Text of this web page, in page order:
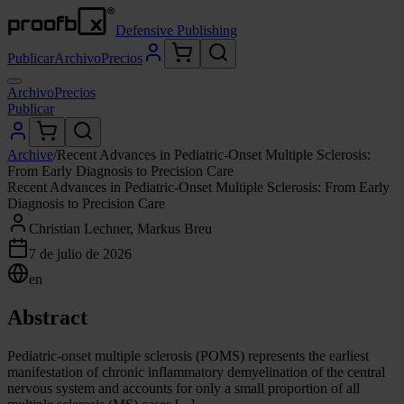
Defensive Publishing
PublicarArchivoPrecios
ArchivoPrecios
Publicar
Archive/Recent Advances in Pediatric-Onset Multiple Sclerosis:
From Early Diagnosis to Precision Care
Recent Advances in Pediatric-Onset Multiple Sclerosis: From Early
Diagnosis to Precision Care
Christian Lechner, Markus Breu
7 de julio de 2026
en
Abstract
Pediatric-onset multiple sclerosis (POMS) represents the earliest
manifestation of chronic inflammatory demyelination of the central
nervous system and accounts for only a small proportion of all